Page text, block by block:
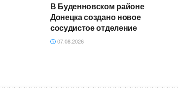
В Буденновском районе
Донецка создано новое
сосудистое отделение
07.08.2026